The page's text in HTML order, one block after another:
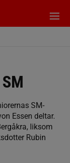
SM-
Essen deltar.
liksom
Rubin